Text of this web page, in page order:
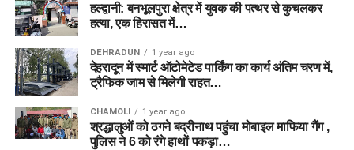
हल्द्वानी: बनभूलपुरा क्षेत्र में युवक की पत्थर से कुचलकर
हत्या, एक हिरासत में…
DEHRADUN 1 year ago
देहरादून में स्मार्ट ऑटोमेटेड पार्किंग का कार्य अंतिम चरण में,
ट्रैफिक जाम से मिलेगी राहत…
CHAMOLI 1 year ago
श्रद्धालुओं को ठगने बद्रीनाथ पहुंचा मोबाइल माफिया गैंग ,
पुलिस ने 6 को रंगे हाथों पकड़ा…